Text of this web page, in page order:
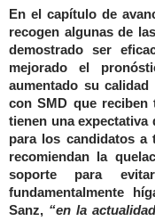
En el capítulo de
recogen algunas de
demostrado ser
mejorado el
aumentado su
con SMD que reciben
tienen una expectativa
para los candidatos a
recomiendan la
soporte para
fundamentalmente
Sanz, “en la